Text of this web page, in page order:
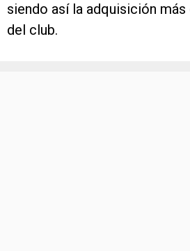
siendo así la adquisición
del club.